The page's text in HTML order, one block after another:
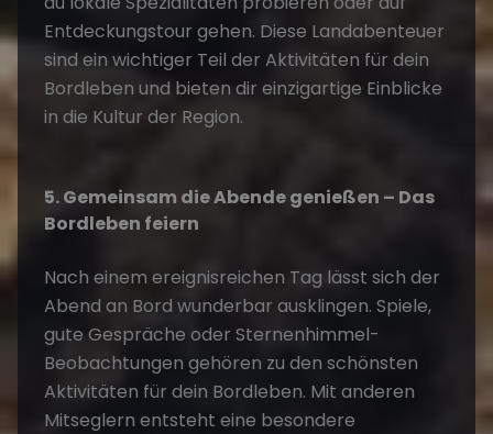
Entdeckungstour gehen. Diese Landabenteuer
sind ein wichtiger Teil der Aktivitäten für dein
Bordleben und bieten dir einzigartige Einblicke
in die Kultur der Region.
5. Gemeinsam die Abende genießen – Das
Bordleben feiern
Nach einem ereignisreichen Tag lässt sich der
Abend an Bord wunderbar ausklingen. Spiele,
gute Gespräche oder Sternenhimmel-
Beobachtungen gehören zu den schönsten
Aktivitäten für dein Bordleben. Mit anderen
Mitseglern entsteht eine besondere